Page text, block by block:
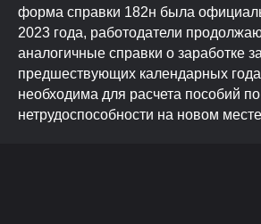
форма справки 182н была
2023 года, работодатели
аналогичные справки о заработке
предшествующих календарных
необходима для расчета пособий
нетрудоспособности на новом